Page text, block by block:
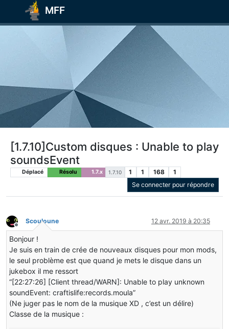
MFF
[1.7.10]Custom disques : Unable to play
soundsEvent
Déplacé Résolu 1.7.x 1.7.10 1 1 168
1
Se connecter pour répondre
Hors-ligne
Scouloune 12 avr. 2019 à 20:35
Bonjour !
Je suis en train de crée de nouveaux disques pour mon mods,
le seul problème est que quand je mets le disque dans un
jukebox il me ressort
“[22:27:26] [Client thread/WARN]: Unable to play unknown
soundEvent: craftislife:records.moula”
(Ne juger pas le nom de la musique XD , c’est un délire)
Classe de la musique :